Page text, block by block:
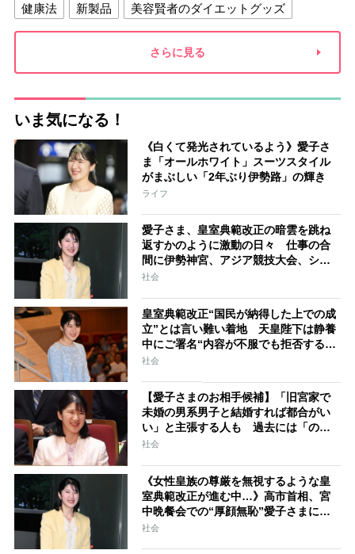
健康法
新製品
美容賢者のダイエットグッズ
夫との関係
新津春子 どか食い
さらに見る
いま気になる！
《白くて発光されているよう》愛子さ
ま「オールホワイト」スーツスタイル
がまぶしい「2年ぶり伊勢路」の輝き
ライフ
愛子さま、皇室典範改正の暗雲を跳ね
返すかのように激動の日々 仕事の合
間に伊勢神宮、アジア競技大会、シン
ガポール…スケジュールはびっしり
社会
皇室典範改正“国民が納得した上での成
立”とは言い難い着地 天皇陛下は静養
中にご署名“内容が不服でも拒否するこ
とはできない” 米大手紙は男系男子に
社会
【愛子さまのお相手候補】「旧宮家で
未婚の男系男子と結婚すれば都合がい
い」と主張する人も 過去には「のび
太くん」「野球部エース」「華道家元
社会
《女性皇族の尊厳を無視するような皇
室典範改正が進む中…》高市首相、宮
中晩餐会での“厚顔無恥”愛子さまに近
づきハイテンションで会話、小泉進次
社会